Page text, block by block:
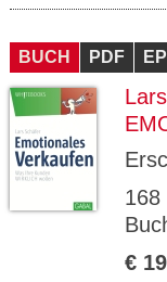
BUCH PDF
168
€